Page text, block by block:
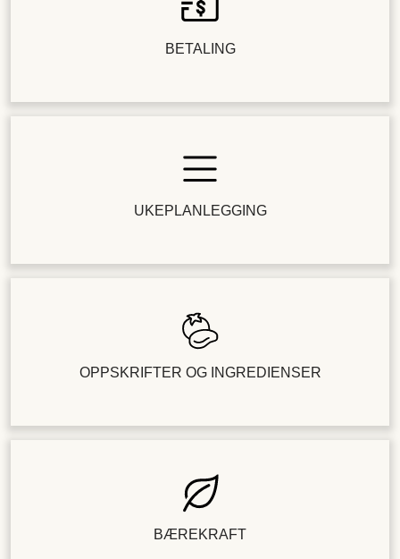
BETALING
UKEPLANLEGGING
OPPSKRIFTER OG INGREDIENSER
BÆREKRAFT